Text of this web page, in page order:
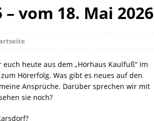
vom 27. Juli 2026
REGIONALMAGAZIN
vom 18. Mai 2026
heute aus dem „Hörhaus Kaulfuß“ im
Hörerfolg. Was gibt es neues auf den
Ansprüche. Darüber sprechen wir mit
sie noch?